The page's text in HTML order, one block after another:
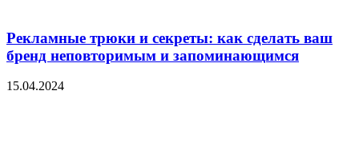
Рекламные трюки и секреты: как сделать ваш
бренд неповторимым и запоминающимся
15.04.2024